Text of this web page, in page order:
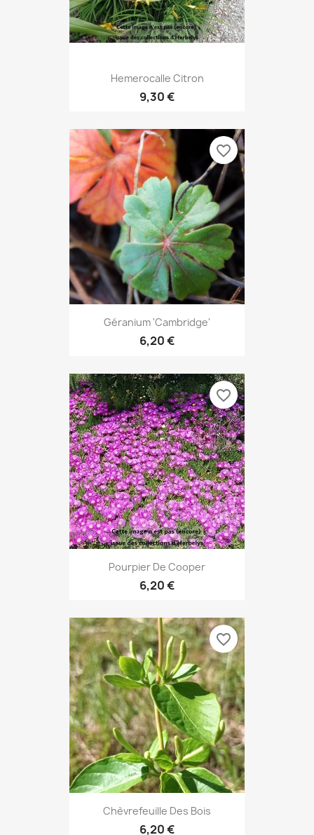
Hemerocalle Citron
9,30 €
Géranium 'Cambridge'
6,20 €
favorite_border
Pourpier De Cooper
6,20 €
favorite_border
Chèvrefeuille Des Bois
6,20 €
favorite_border